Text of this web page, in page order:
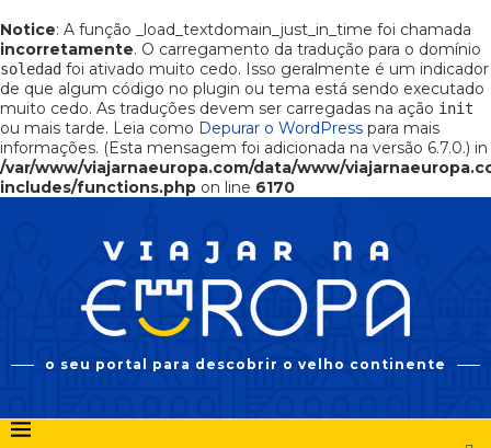
Notice: A função _load_textdomain_just_in_time foi chamada
incorretamente. O carregamento da tradução para o domínio
soledad foi ativado muito cedo. Isso geralmente é um indicador
de que algum código no plugin ou tema está sendo executado
muito cedo. As traduções devem ser carregadas na ação init
ou mais tarde. Leia como Depurar o WordPress para mais
informações. (Esta mensagem foi adicionada na versão 6.7.0.) in
/var/www/viajarnaeuropa.com/data/www/
includes/functions.php on line 6170
o seu portal para descobrir o velho continente